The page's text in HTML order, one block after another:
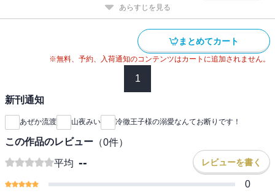
あらすじを見る
まとめてカート
※無料、予約、入荷通知のコンテンツはカートに追加されません。
1
新刊通知
あぜか流渡 山夜みい 冷徹王子様の溺愛なんてお断りです！
この作品のレビュー （0件）
平均 -- レビューを書く
0